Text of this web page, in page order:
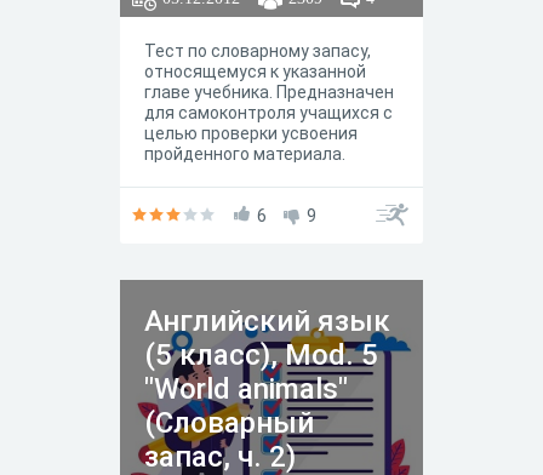
Тест по словарному запасу,
относящемуся к указанной
главе учебника. Предназначен
для самоконтроля учащихся с
целью проверки усвоения
пройденного материала.
6 9
Английский язык
(5 класс), Mod. 5
"World animals"
(Словарный
запас, ч. 2)